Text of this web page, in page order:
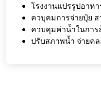
โรงงานแปรรูปอาหา
ควบุคมการจ่ายปุ๋ย
ควบคุมค่าน้ำในการ
ปรับสภาพน้ำ จ่ายค